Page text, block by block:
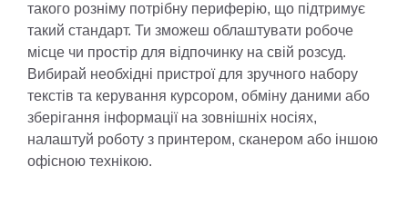
такого розніму потрібну периферію, що підтримує
такий стандарт. Ти зможеш облаштувати робоче
місце чи простір для відпочинку на свій розсуд.
Вибирай необхідні пристрої для зручного набору
текстів та керування курсором, обміну даними або
зберігання інформації на зовнішніх носіях,
налаштуй роботу з принтером, сканером або іншою
офісною технікою.